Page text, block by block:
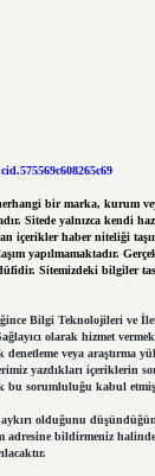
bir marka, kurum
Sitede yalnızca kendi
içerikler haber niteliği
yapılmamaktadır.
Sitemizdeki bilgiler
Bilgi Teknolojileri ve
olarak hizmet
veya araştırma
yazdıkları içeriklerin
bu sorumluluğu kabul etmiş
olduğunu
adresine bildirmeniz